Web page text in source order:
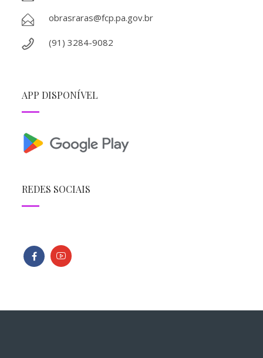
obrasraras@fcp.pa.gov.br
(91) 3284-9082
APP DISPONÍVEL
REDES SOCIAIS